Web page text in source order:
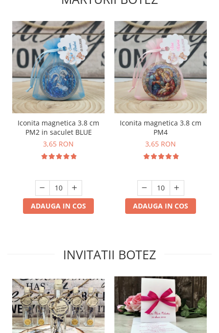
Iconita magnetica 3.8 cm
PM2 in saculet BLUE
3,65 RON
ADAUGA IN COS
Iconita magnetica 3.8 cm
PM4
3,65 RON
ADAUGA IN COS
INVITATII BOTEZ